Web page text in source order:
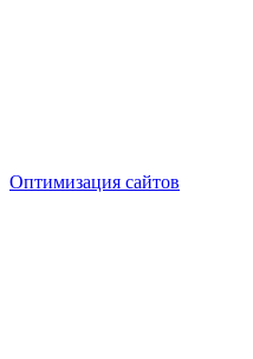
Оптимизация сайтов